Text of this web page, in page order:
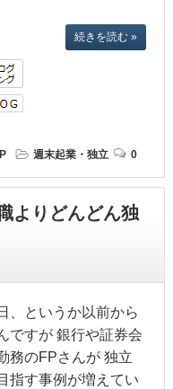
続きを読む »
週末起業・独立 0
よりどんどん独
、というか以前から
ですが 銀行や証券会
務のFPさんが 独立
指す事例が増えてい